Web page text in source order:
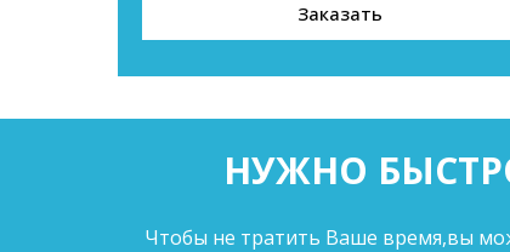
Заказать
НУЖНО
Чтобы не тратить Ваше время,вы